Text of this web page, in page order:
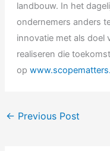
landbouw. In het
ondernemers anders
innovatie met als doel
realiseren die
op
← Previous Post